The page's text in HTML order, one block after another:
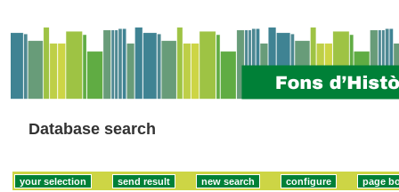
Database search